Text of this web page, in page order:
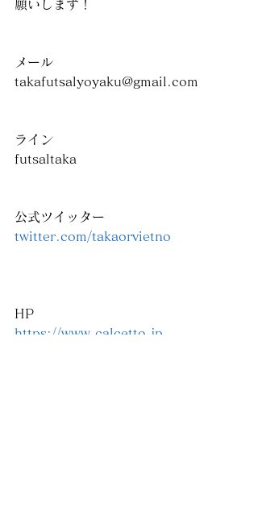
願いします！
メール
takafutsalyoyaku@gmail.com
ライン
futsaltaka
公式ツイッター
twitter.com/takaorvietno
HP
https://www.calcetto.jp